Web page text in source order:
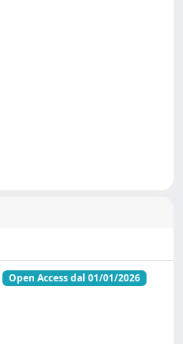
Open Access dal 01/01/2026